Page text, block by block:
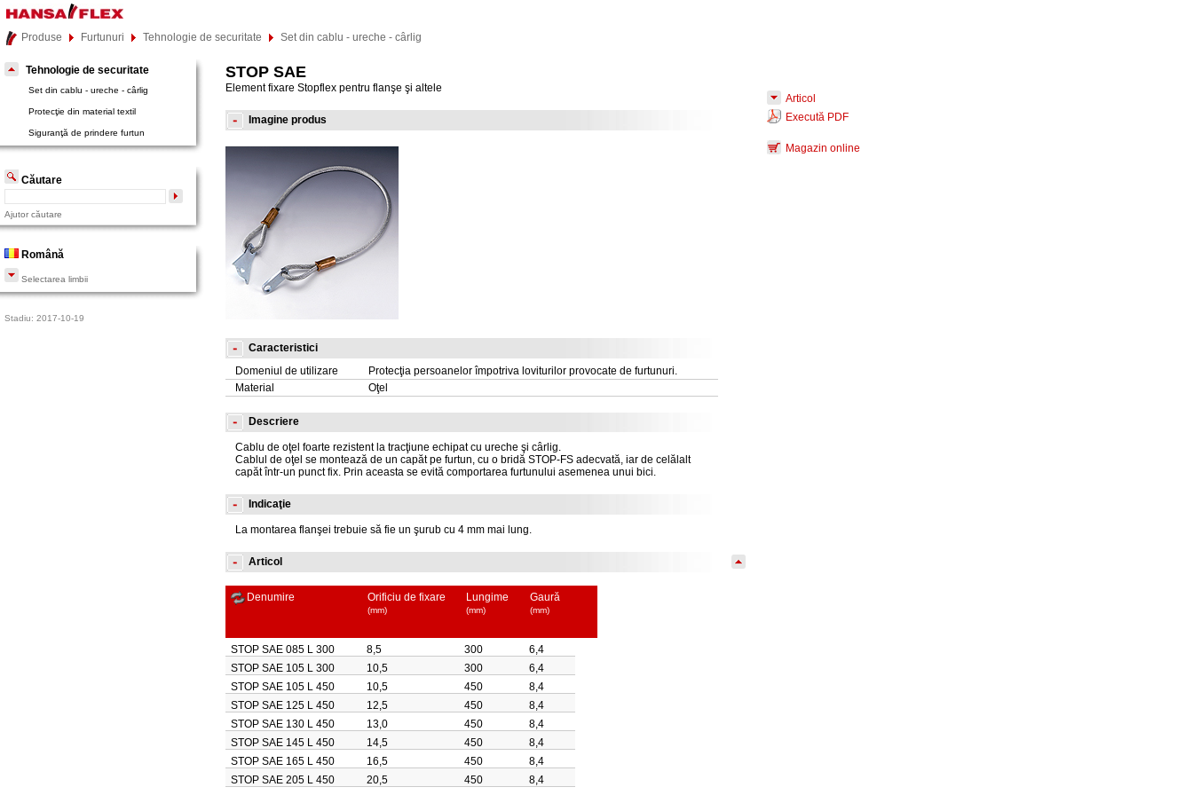
Produse Furtunuri Tehnologie de securitate Set din cablu - ureche - cârlig
Tehnologie de securitate
Set din cablu - ureche - cârlig
Protecţie din material textil
Siguranţă de prindere furtun
Căutare
Ajutor căutare
Română
Selectarea limbii
Stadiu: 2017-10-19
STOP SAE
Element fixare Stopflex pentru flanşe şi altele
Articol
Execută PDF
Magazin online
Imagine produs
Caracteristici
Domeniul de utilizare
Protecţia persoanelor împotriva loviturilor provocate de furtunuri.
Material
Oţel
Descriere
Cablu de oţel foarte rezistent la tracţiune echipat cu ureche şi cârlig.
Cablul de oţel se montează de un capăt pe furtun, cu o bridă STOP-FS adecvată, iar de celălalt
capăt într-un punct fix. Prin aceasta se evită comportarea furtunului asemenea unui bici.
Indicaţie
La montarea flanşei trebuie să fie un şurub cu 4 mm mai lung.
Articol
Denumire Orificiu de fixare
(mm)
Lungime
(mm)
Gaură
(mm)
STOP SAE 085 L 300 8,5 300
6,4
STOP SAE 105 L 300
10,5 300
6,4
STOP SAE 105 L 450
10,5 450
8,4
STOP SAE 125 L 450
12,5 450
8,4
STOP SAE 130 L 450
13,0 450
8,4
STOP SAE 145 L 450
14,5 450
8,4
STOP SAE 165 L 450
16,5 450
8,4
STOP SAE 205 L 450
20,5 450 8,4